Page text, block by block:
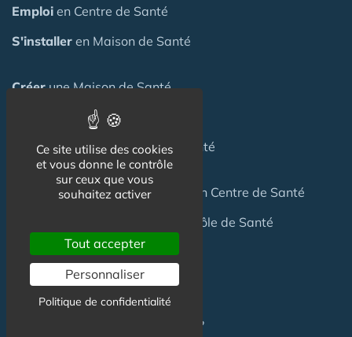
Emploi en Centre de Santé
S'installer en Maison de Santé
Créerune Maison de Santé
une Maison de Santé
Investirdans une Maison de Santé
une Maisonde Santé
ou un Centre de Santé
pour création Maison / Pôle de Santé
FAQ
C'est quoi une Maison de Santé ?
Ce site utilise des cookies
et vous donne le contrôle
sur ceux que vous
souhaitez activer
Tout accepter
Personnaliser
Politique de confidentialité